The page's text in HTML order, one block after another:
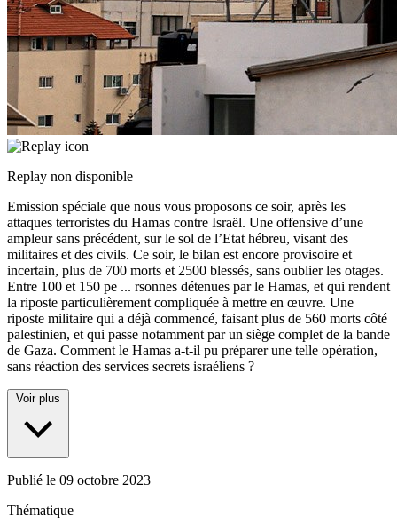
Replay non disponible
Emission spéciale que nous vous proposons ce soir, après les
attaques terroristes du Hamas contre Israël. Une offensive d’une
ampleur sans précédent, sur le sol de l’Etat hébreu, visant des
militaires et des civils. Ce soir, le bilan est encore provisoire et
incertain, plus de 700 morts et 2500 blessés, sans oublier les otages.
Entre 100 et 150 pe ... rsonnes détenues par le Hamas, et qui rendent
la riposte particulièrement compliquée à mettre en œuvre. Une
riposte militaire qui a déjà commencé, faisant plus de 560 morts côté
palestinien, et qui passe notamment par un siège complet de la bande
de Gaza. Comment le Hamas a-t-il pu préparer une telle opération,
sans réaction des services secrets israéliens ?
Voir plus
Publié le 09 octobre 2023
Thématique